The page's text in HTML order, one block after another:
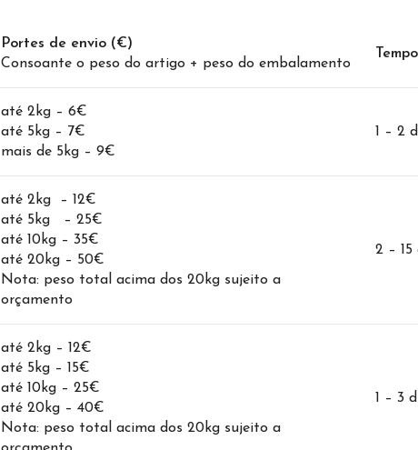
Portes de envio (€)
Consoante o peso do artigo + peso do embalamento
até 2kg – 6€
até 5kg – 7€
mais de 5kg – 9€
1 – 2
até 2kg – 12€
até 5kg – 25€
até 10kg – 35€
até 20kg – 50€
Nota: peso total acima dos 20kg sujeito a
orçamento
2 – 15
até 2kg – 12€
até 5kg – 15€
até 10kg – 25€
até 20kg – 40€
Nota: peso total acima dos 20kg sujeito a
1 – 3